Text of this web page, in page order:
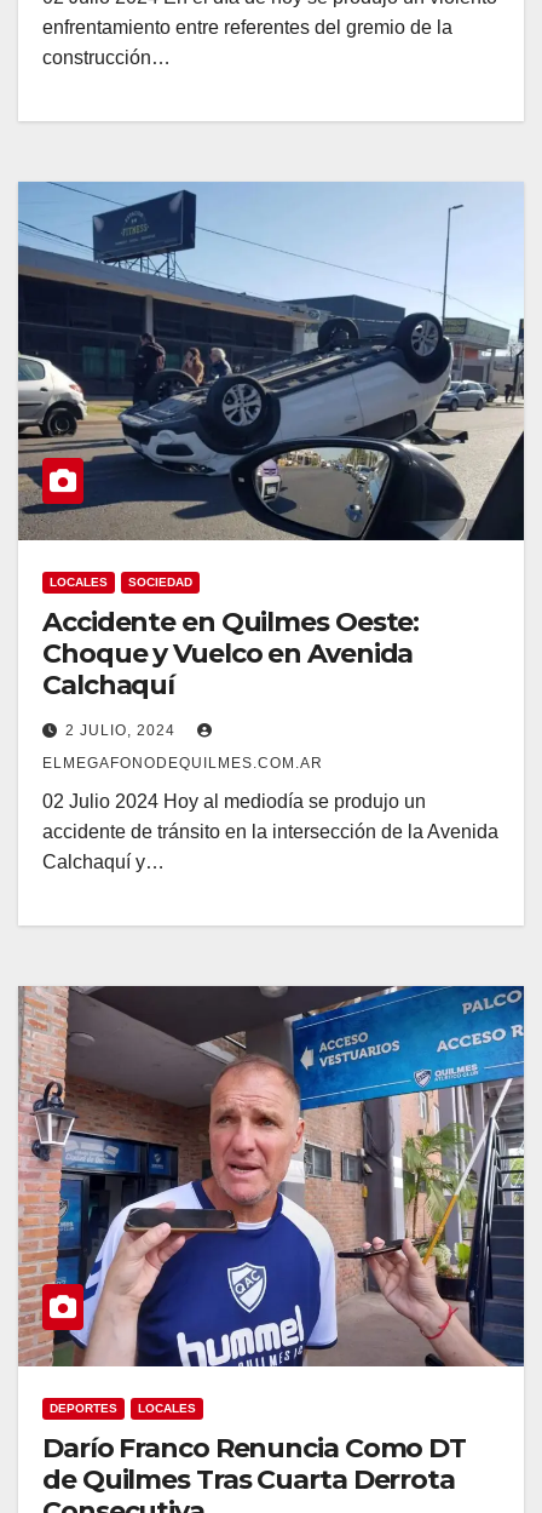
enfrentamiento entre referentes del gremio de la
construcción…
LOCALES SOCIEDAD
Accidente en Quilmes Oeste:
Choque y Vuelco en Avenida
Calchaquí
2 JULIO, 2024
ELMEGAFONODEQUILMES.COM.AR
02 Julio 2024 Hoy al mediodía se produjo un
accidente de tránsito en la intersección de la Avenida
Calchaquí y…
DEPORTES LOCALES
Darío Franco Renuncia Como DT
de Quilmes Tras Cuarta Derrota